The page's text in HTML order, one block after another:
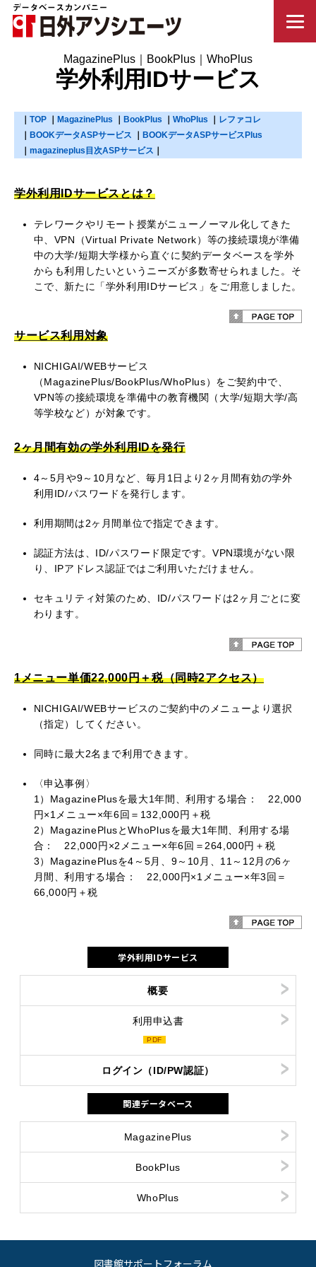
学外利用IDサービス
TOP MagazinePlus BookPlus WhoPlus
レファコレ
BOOKデータASPサービス
BOOKデータASPサービスPlus
magazineplus目次ASPサービス
学外利用IDサービスとは？
テレワークやリモート授業がニューノーマル化してきた
中、VPN（Virtual Private Network）等の接続環境が準備
中の大学/短期大学様から直ぐに契約データベースを学外
からも利用したいというニーズが多数寄せられました。そ
こで、新たに「学外利用IDサービス」をご用意しました。
サービス利用対象
NICHIGAI/WEBサービス
（MagazinePlus/BookPlus/WhoPlus）をご契約中で、
VPN等の接続環境を準備中の教育機関（大学/短期大学/高
等学校など）が対象です。
2ヶ月間有効の学外利用IDを発行
4～5月や9～10月など、毎月1日より2ヶ月間有効の学外
利用ID/パスワードを発行します。
利用期間は2ヶ月間単位で指定できます。
認証方法は、ID/パスワード限定です。VPN環境がない限
り、IPアドレス認証ではご利用いただけません。
セキュリティ対策のため、ID/パスワードは2ヶ月ごとに変
わります。
1メニュー単価22,000円＋税（同時2アクセス）
NICHIGAI/WEBサービスのご契約中のメニューより選択
（指定）してください。
同時に最大2名まで利用できます。
〈申込事例〉
1）MagazinePlusを最大1年間、利用する場合： 22,000
円×1メニュー×年6回＝132,000円＋税
2）MagazinePlusとWhoPlusを最大1年間、利用する場
合： 22,000円×2メニュー×年6回＝264,000円＋税
3）MagazinePlusを4～5月、9～10月、11～12月の6ヶ
月間、利用する場合： 22,000円×1メニュー×年3回＝
66,000円＋税
学外利用IDサービス
概要
利用申込書
PDF
ログイン（ID/PW認証）
関連データベース
MagazinePlus
BookPlus
WhoPlus
図書館サポートフォーラム